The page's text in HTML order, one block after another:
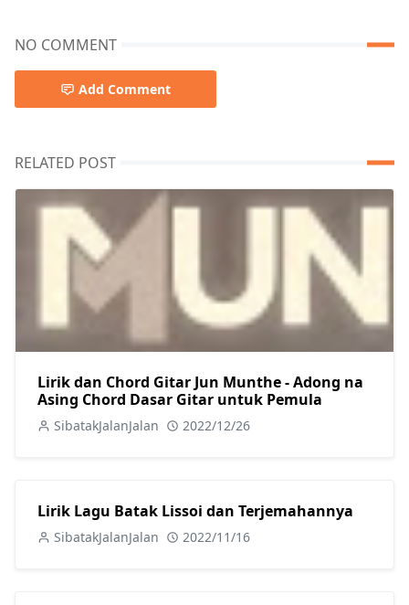
NO COMMENT
Add Comment
RELATED POST
Lirik dan Chord Gitar Jun Munthe - Adong na
Asing Chord Dasar Gitar untuk Pemula
SibatakJalanJalan 2022/12/26
Lirik Lagu Batak Lissoi dan Terjemahannya
SibatakJalanJalan 2022/11/16